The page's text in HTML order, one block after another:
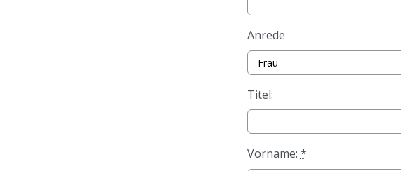
Anrede
Titel:
Vorname: *